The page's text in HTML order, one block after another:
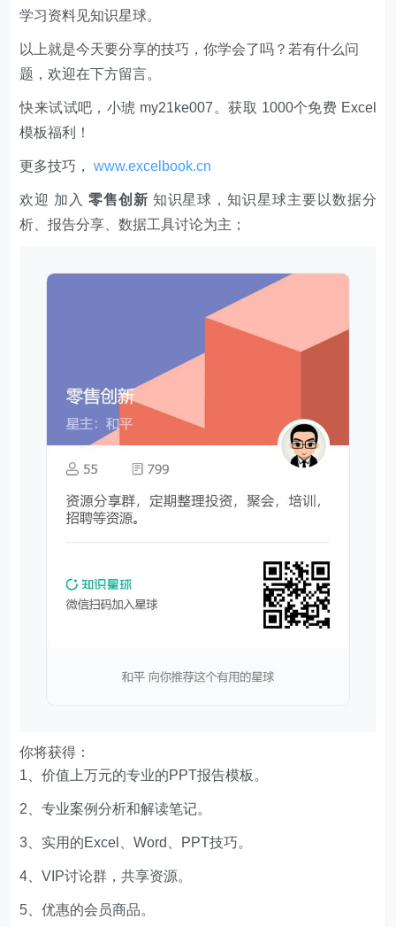
学习资料见知识星球。
以上就是今天要分享的技巧，你学会了吗？若有什么问
题，欢迎在下方留言。
快来试试吧，小琥 my21ke007。获取 1000个免费 Excel
模板福利​​​​！
更多技巧，www.excelbook.cn
欢迎 加入 零售创新 知识星球，知识星球主要以数据分
析、报告分享、数据工具讨论为主；
你将获得：
1、价值上万元的专业的PPT报告模板。
2、专业案例分析和解读笔记。
3、实用的Excel、Word、PPT技巧。
4、VIP讨论群，共享资源。
5、优惠的会员商品。